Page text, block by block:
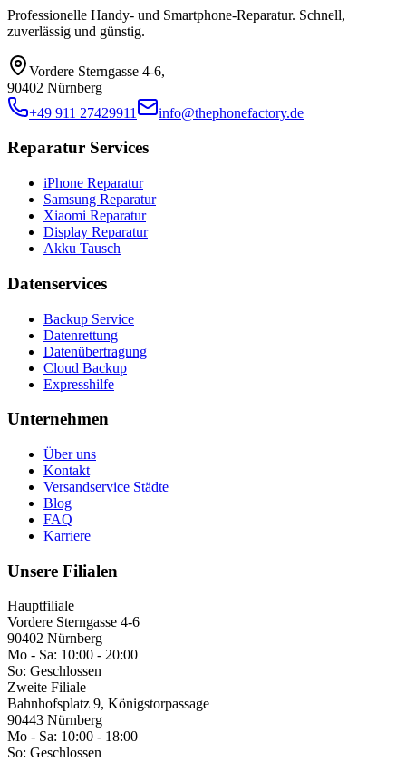
Professionelle Handy- und Smartphone-Reparatur. Schnell,
zuverlässig und günstig.
Vordere Sterngasse 4-6,
90402 Nürnberg
+49 911 27429911
info@thephonefactory.de
Reparatur Services
iPhone Reparatur
Samsung Reparatur
Xiaomi Reparatur
Display Reparatur
Akku Tausch
Datenservices
Backup Service
Datenrettung
Datenübertragung
Cloud Backup
Expresshilfe
Unternehmen
Über uns
Kontakt
Versandservice Städte
Blog
FAQ
Karriere
Unsere Filialen
Hauptfiliale
Vordere Sterngasse 4-6
90402 Nürnberg
Mo - Sa: 10:00 - 20:00
So: Geschlossen
Zweite Filiale
Bahnhofsplatz 9, Königstorpassage
90443 Nürnberg
Mo - Sa: 10:00 - 18:00
So: Geschlossen